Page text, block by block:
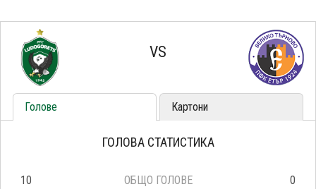
VS
Голове Картони
ГОЛОВА СТАТИСТИКА
10 ОБЩО ГОЛОВЕ
0